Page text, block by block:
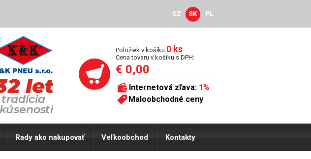
CZ SK PL
Položiek v košíku 0 ks
Cena tovaru v košíku s DPH:
€ 0,00
Internetová zľava: 1%
Maloobchodné ceny
Rady ako nakupovať Veľkoobchod Kontakty